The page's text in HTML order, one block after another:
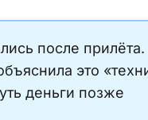
после
это
деньги позже